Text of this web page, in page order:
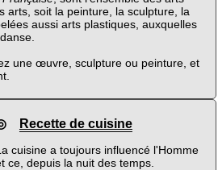
arts, soit la peinture, la sculpture, la
aussi arts plastiques, auxquelles
une œuvre, sculpture ou peinture, et
Recette de cuisine
cuisine a toujours influencé l'Homme
ce, depuis la nuit des temps.